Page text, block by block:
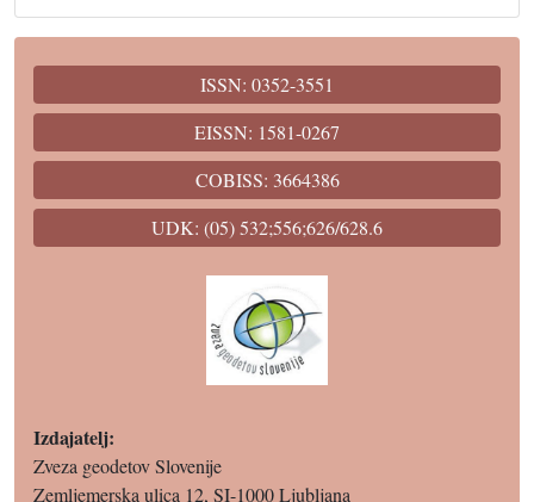
ISSN: 0352-3551
EISSN: 1581-0267
COBISS: 3664386
UDK: (05) 532;556;626/628.6
Izdajatelj:
Zveza geodetov Slovenije
Zemljemerska ulica 12, SI-1000 Ljubljana